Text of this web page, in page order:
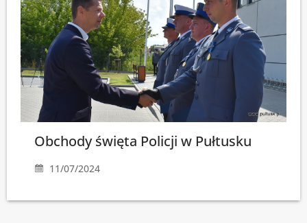
Obchody święta Policji w Pułtusku
11/07/2024